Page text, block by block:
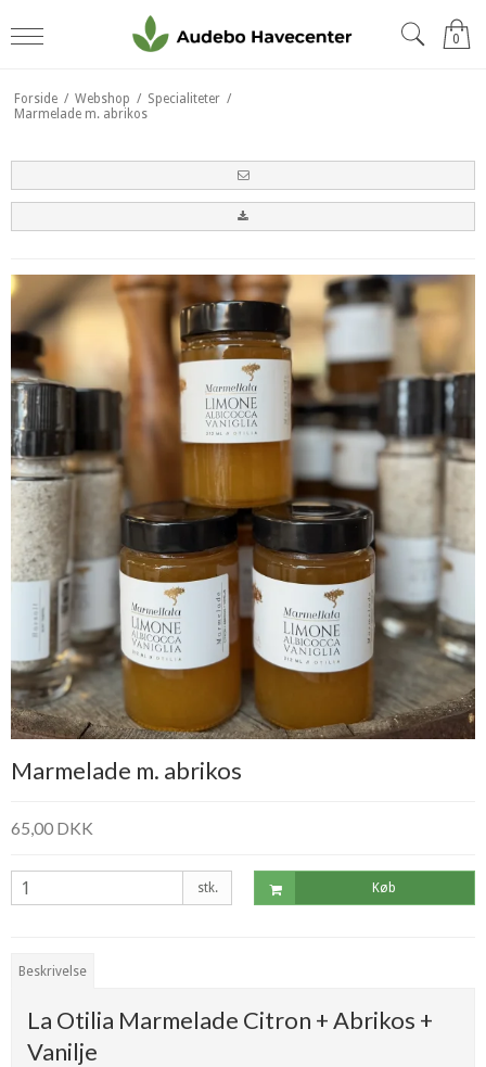
0
Forside / Webshop / Specialiteter /
Marmelade m. abrikos
Marmelade m. abrikos
65,00 DKK
stk. Køb
Beskrivelse
La Otilia Marmelade Citron + Abrikos +
Vanilje